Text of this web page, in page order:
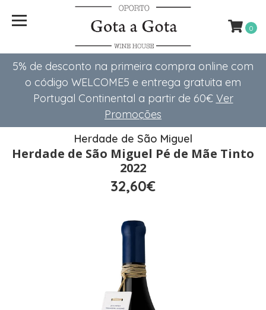
5% de desconto na primeira compra online com
o código WELCOME5 e entrega gratuita em
Portugal Continental a partir de 60€ Ver
Promoções
0
Herdade de São Miguel
Herdade de São Miguel Pé de Mãe Tinto
2022
32,60€